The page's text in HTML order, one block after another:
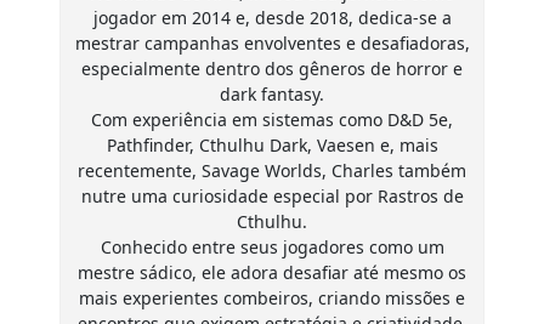
jogador em 2014 e, desde 2018, dedica-se a
mestrar campanhas envolventes e desafiadoras,
especialmente dentro dos gêneros de horror e
dark fantasy.
Com experiência em sistemas como D&D 5e,
Pathfinder, Cthulhu Dark, Vaesen e, mais
recentemente, Savage Worlds, Charles também
nutre uma curiosidade especial por Rastros de
Cthulhu.
Conhecido entre seus jogadores como um
mestre sádico, ele adora desafiar até mesmo os
mais experientes combeiros, criando missões e